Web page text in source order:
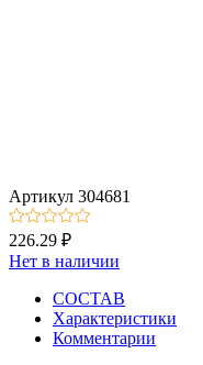
Артикул 304681
226.29 ₽
Нет в наличии
СОСТАВ
Характеристики
Комментарии